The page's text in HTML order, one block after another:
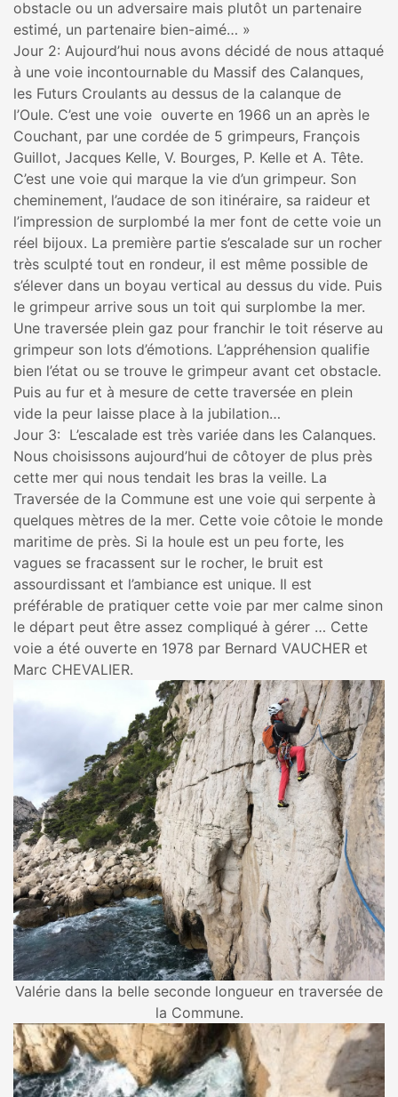
obstacle ou un adversaire mais plutôt un partenaire
estimé, un partenaire bien-aimé… »
Jour 2: Aujourd’hui nous avons décidé de nous attaqué
à une voie incontournable du Massif des Calanques,
les Futurs Croulants au dessus de la calanque de
l’Oule. C’est une voie ouverte en 1966 un an après le
Couchant, par une cordée de 5 grimpeurs, François
Guillot, Jacques Kelle, V. Bourges, P. Kelle et A. Tête.
C’est une voie qui marque la vie d’un grimpeur. Son
cheminement, l’audace de son itinéraire, sa raideur et
l’impression de surplombé la mer font de cette voie un
réel bijoux. La première partie s’escalade sur un rocher
très sculpté tout en rondeur, il est même possible de
s’élever dans un boyau vertical au dessus du vide. Puis
le grimpeur arrive sous un toit qui surplombe la mer.
Une traversée plein gaz pour franchir le toit réserve au
grimpeur son lots d’émotions. L’appréhension qualifie
bien l’état ou se trouve le grimpeur avant cet obstacle.
Puis au fur et à mesure de cette traversée en plein
vide la peur laisse place à la jubilation…
Jour 3: L’escalade est très variée dans les Calanques.
Nous choisissons aujourd’hui de côtoyer de plus près
cette mer qui nous tendait les bras la veille. La
Traversée de la Commune est une voie qui serpente à
quelques mètres de la mer. Cette voie côtoie le monde
maritime de près. Si la houle est un peu forte, les
vagues se fracassent sur le rocher, le bruit est
assourdissant et l’ambiance est unique. Il est
préférable de pratiquer cette voie par mer calme sinon
le départ peut être assez compliqué à gérer … Cette
voie a été ouverte en 1978 par Bernard VAUCHER et
Marc CHEVALIER.
Valérie dans la belle seconde longueur en traversée de
la Commune.